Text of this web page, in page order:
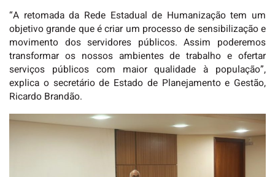
“A retomada da Rede Estadual de Humanização tem um
objetivo grande que é criar um processo de sensibilização e
movimento dos servidores públicos. Assim poderemos
transformar os nossos ambientes de trabalho e ofertar
serviços públicos com maior qualidade à população”,
explica o secretário de Estado de Planejamento e Gestão,
Ricardo Brandão.